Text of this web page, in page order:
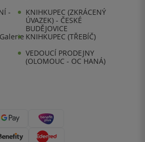
-
KNIHKUPEC (ZKRÁCENÝ
ÚVAZEK) - ČESKÉ
BUDĚJOVICE
KNIHKUPEC (TŘEBÍČ)
VEDOUCÍ PRODEJNY
(OLOMOUC - OC HANÁ)